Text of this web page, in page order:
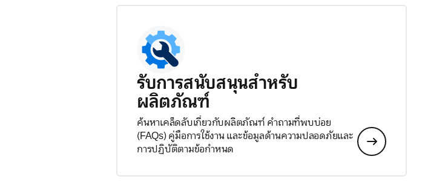
รับการสนับสนุนสำหรับ
ผลิตภัณฑ์
ค้นหาเคล็ดลับเกี่ยวกับผลิตภัณฑ์ คำถามที่พบบ่อย
(FAQs) คู่มือการใช้งาน และข้อมูลด้านความปลอดภัยและ
การปฏิบัติตามข้อกำหนด